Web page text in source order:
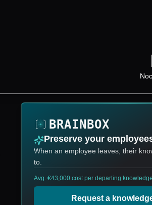
Preserve your
When an employee leaves, their
to.
Avg. €43,000 cost per departing
Request a